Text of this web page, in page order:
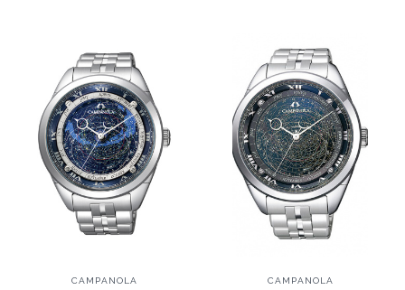
CAMPANOLA CAMPANOLA